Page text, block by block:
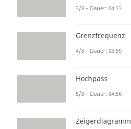
3/8 – Dauer: 04:33
Grenzfrequenz
4/8 – Dauer: 03:59
Hochpass
5/8 – Dauer: 04:56
Zeigerdiagramm